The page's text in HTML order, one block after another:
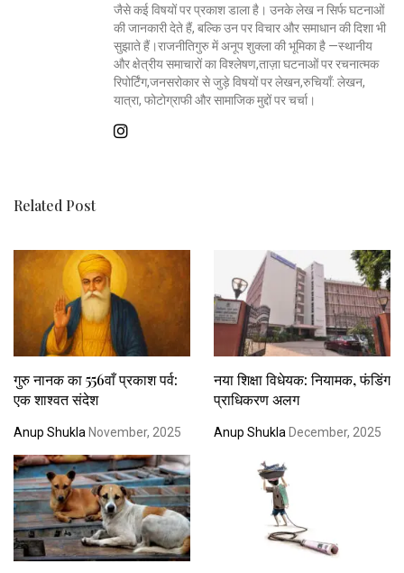
जैसे कई विषयों पर प्रकाश डाला है। उनके लेख न सिर्फ घटनाओं
की जानकारी देते हैं, बल्कि उन पर विचार और समाधान की दिशा भी
सुझाते हैं।राजनीतिगुरु में अनूप शुक्ला की भूमिका है —स्थानीय
और क्षेत्रीय समाचारों का विश्लेषण,ताज़ा घटनाओं पर रचनात्मक
रिपोर्टिंग,जनसरोकार से जुड़े विषयों पर लेखन,रुचियाँ: लेखन,
यात्रा, फोटोग्राफी और सामाजिक मुद्दों पर चर्चा।
Related Post
गुरु नानक का 556वाँ प्रकाश पर्व:
एक शाश्वत संदेश
Anup Shukla November, 2025
नया शिक्षा विधेयक: नियामक, फंडिंग
प्राधिकरण अलग
Anup Shukla December, 2025